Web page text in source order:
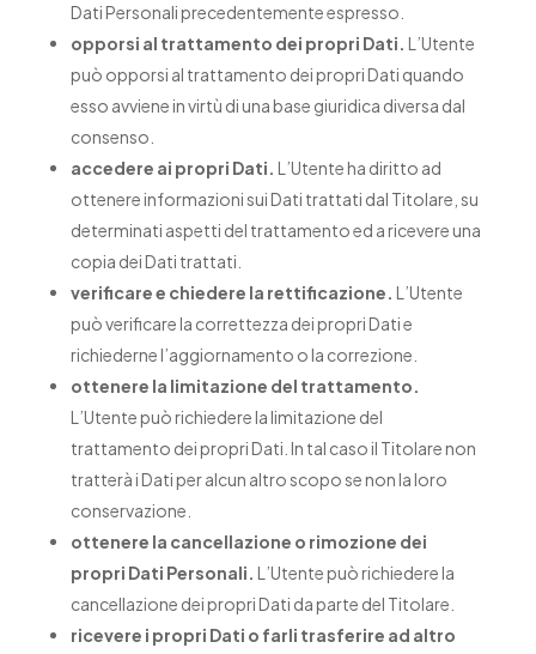
Dati Personali precedentemente espresso.
opporsi al trattamento dei propri Dati. L’Utente
può opporsi al trattamento dei propri Dati quando
esso avviene in virtù di una base giuridica diversa dal
consenso.
accedere ai propri Dati. L’Utente ha diritto ad
ottenere informazioni sui Dati trattati dal Titolare, su
determinati aspetti del trattamento ed a ricevere una
copia dei Dati trattati.
verificare e chiedere la rettificazione. L’Utente
può verificare la correttezza dei propri Dati e
richiederne l’aggiornamento o la correzione.
ottenere la limitazione del trattamento.
L’Utente può richiedere la limitazione del
trattamento dei propri Dati. In tal caso il Titolare non
tratterà i Dati per alcun altro scopo se non la loro
conservazione.
ottenere la cancellazione o rimozione dei
propri Dati Personali. L’Utente può richiedere la
cancellazione dei propri Dati da parte del Titolare.
ricevere i propri Dati o farli trasferire ad altro